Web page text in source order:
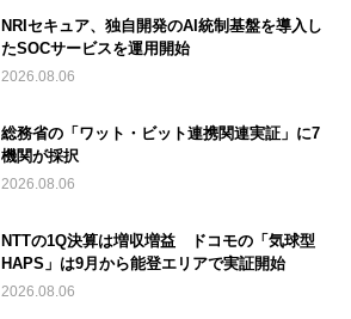
NRIセキュア、独自開発のAI統制基盤を導入し
たSOCサービスを運用開始
2026.08.06
総務省の「ワット・ビット連携関連実証」に7
機関が採択
2026.08.06
NTTの1Q決算は増収増益 ドコモの「気球型
HAPS」は9月から能登エリアで実証開始
2026.08.06